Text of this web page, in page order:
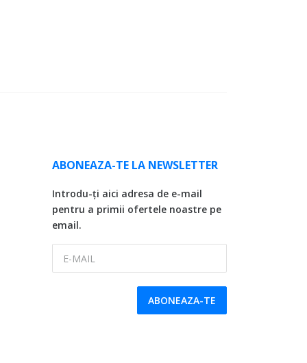
ABONEAZA-TE LA NEWSLETTER
Introdu-ți aici adresa de e-mail
pentru a primii ofertele noastre pe
email.
ABONEAZA-TE